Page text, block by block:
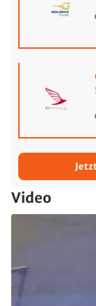
Video